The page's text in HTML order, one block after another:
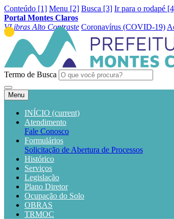
Conteúdo [1] Menu [2] Busca [3] Ir para o rodapé
Portal Montes Claros
VLibras Alto Contraste Coronavírus (COVID-19)
Termo de Busca
Menu
INÍCIO (current)
Atendimento
Fale Conosco
Formulários
Solicitação de Abertura de Processos
Histórico
Serviços
Legislação
Plano Diretor
Ocupação do Solo
OBRAS
TRMOC